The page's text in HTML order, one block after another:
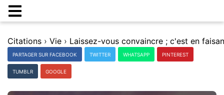
Citations › Vie ›
PARTAGER SUR FACEBOOK TWITTER WHATSAPP PINTEREST
TUMBLR GOOGLE